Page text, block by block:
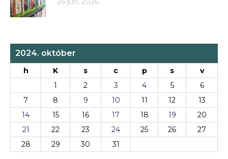
2024. október
h K s c p s
v
1
2 3 4 5
6
7
8 9 10 11 12
13
14
15 16 17 18 19
20
21
22 23 24 25 26
27
28
29 30 31